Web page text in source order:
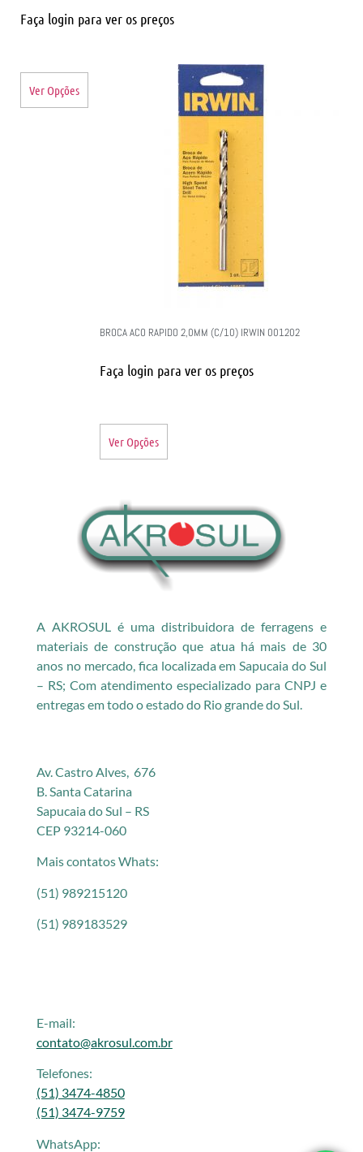
Faça login para ver os preços
Ver Opções
BROCA ACO RAPIDO 2,0MM (C/10) IRWIN 001202
Faça login para ver os preços
Ver Opções
A AKROSUL é uma distribuidora de ferragens e
materiais de construção que atua há mais de 30
anos no mercado, fica localizada em Sapucaia do Sul
– RS; Com atendimento especializado para CNPJ e
entregas em todo o estado do Rio grande do Sul.
Av. Castro Alves, 676
B. Santa Catarina
Sapucaia do Sul – RS
CEP 93214-060
Mais contatos Whats:
(51) 989215120
(51) 989183529
E-mail:
contato@akrosul.com.br
Telefones:
(51) 3474-4850
(51) 3474-9759
WhatsApp: